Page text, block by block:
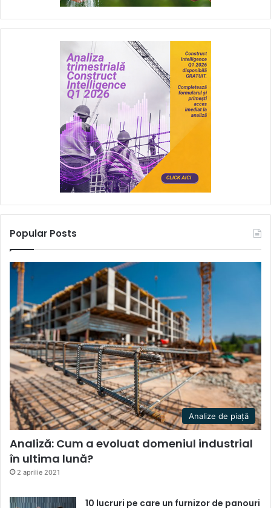
Popular Posts
Analize de piață
Analiză: Cum a evoluat domeniul industrial
în ultima lună?
2 aprilie 2021
10 lucruri pe care un furnizor de panouri